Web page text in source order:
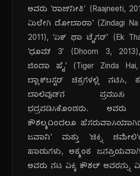
ಅವರು 'ರಾಜ್‌ನೀತಿ' (Raajneeti,
ಮಿಲೇಗಿ ದೋಬಾರಾ' (Zindagi Na
2011), 'ಏಕ್ ಥಾ ಟೈಗರ್' (Ek
'ಧೂಮ್ 3' (Dhoom 3,
ಜಿಂದಾ ಹೈ' (Tiger Zinda
ಬ್ಲಾಕ್‌ಬಸ್ಟರ್ ಚಿತ್ರಗಳಲ್ಲಿ ನಟಿಸಿ,
ಬಾಲಿವುಡ್‌ನ
ಭದ್ರಪಡಿಸಿಕೊಂಡರು.
ಕೌಶಲ್ಯದಿಂದಲೂ
ಜವಾನಿ' ಮತ್ತು 'ಚಿಕ್ನಿ
ಹಾಡುಗಳು, ಅತ್ಯಂತ
ಅವರು ನಟ ವಿಕ್ಕಿ ಕೌಶಲ್ ಅವರನ್ನು